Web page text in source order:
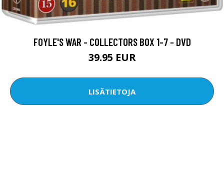
FOYLE'S WAR - COLLECTORS BOX 1-7 - DVD
39.95 EUR
LISÄTIETOJA